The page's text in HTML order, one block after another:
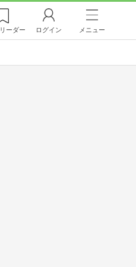
リーダー ログイン メニュー